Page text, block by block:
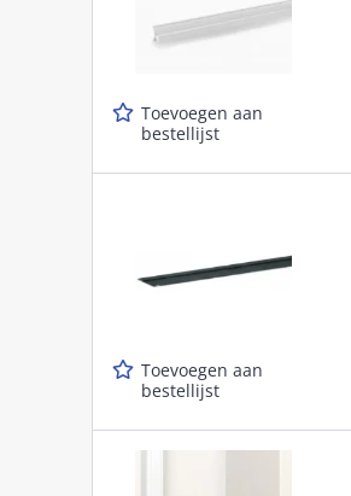
Toevoegen aan
bestellijst
Toevoegen aan
bestellijst